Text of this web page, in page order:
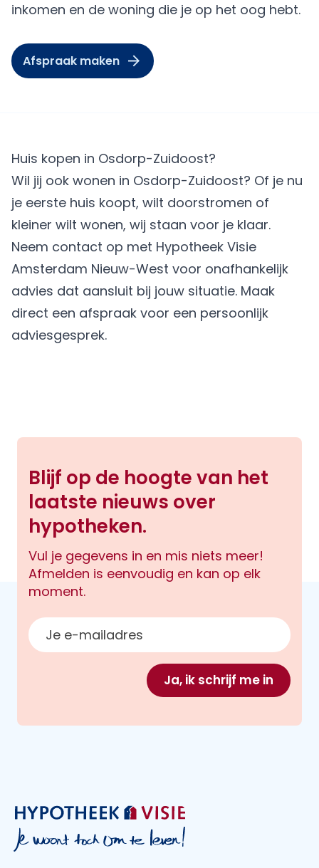
inkomen en de woning die je op het oog hebt.
Afspraak maken
Huis kopen in Osdorp-Zuidoost?
Wil jij ook wonen in Osdorp-Zuidoost? Of je nu
je eerste huis koopt, wilt doorstromen of
kleiner wilt wonen, wij staan voor je klaar.
Neem contact op met Hypotheek Visie
Amsterdam Nieuw-West voor onafhankelijk
advies dat aansluit bij jouw situatie. Maak
direct een afspraak voor een persoonlijk
adviesgesprek.
Blijf op de hoogte van het
laatste nieuws over
hypotheken.
Vul je gegevens in en mis niets meer!
Afmelden is eenvoudig en kan op elk
moment.
E-mailadres
Ja, ik schrijf me in